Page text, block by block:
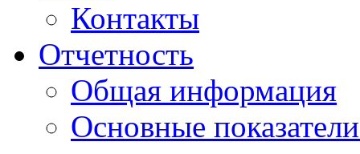
Контакты
Отчетность
Общая информация
Основные